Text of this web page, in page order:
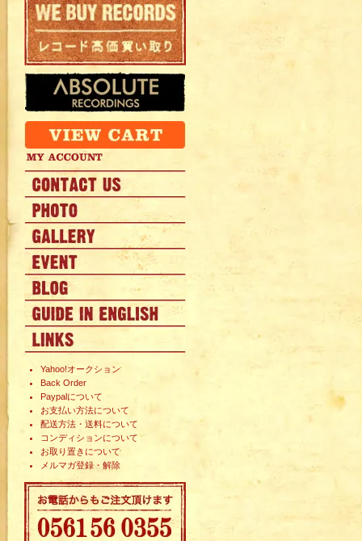
Yahoo!オークション
Back Order
Paypalについて
お支払い方法について
配送方法・送料について
コンディションについて
お取り置きについて
メルマガ登録・解除